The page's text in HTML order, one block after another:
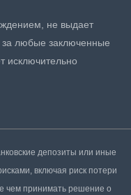
не выдает
за любые заключенные
исключительно
депозиты или иные
включая риск потери
чем принимать решение о